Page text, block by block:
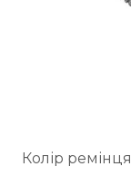
Колір ремінця